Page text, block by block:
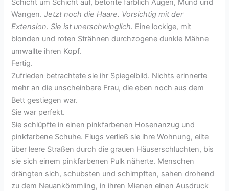
Schicht um Schicht auf, betonte farblich Augen, Mund und
Wangen.Jetzt noch die Haare. Vorsichtig mit der
Extension. Sie ist unerschwinglich. Eine lockige, mit
blonden und roten Strähnen durchzogene dunkle Mähne
umwallte ihren Kopf.
Fertig.
Zufrieden betrachtete sie ihr Spiegelbild. Nichts erinnerte
mehr an die unscheinbare Frau, die eben noch aus dem
Bett gestiegen war.
Sie war perfekt.
Sie schlüpfte in einen pinkfarbenen Hosenanzug und
pinkfarbene Schuhe. Flugs verließ sie ihre Wohnung, eilte
über leere Straßen durch die grauen Häuserschluchten, bis
sie sich einem pinkfarbenen Pulk näherte. Menschen
drängten sich, schubsten und schimpften, sahen drohend
zu dem Neuankömmling, in ihren Mienen einen Ausdruck